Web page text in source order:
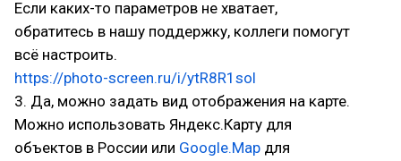
Если каких-то параметров не хватает,
обратитесь в нашу поддержку, коллеги помогут
всё настроить.
https://photo-screen.ru/i/ytR8R1sol
3. Да, можно задать вид отображения на карте.
Можно использовать Яндекс.Карту для
объектов в России или Google.Map для